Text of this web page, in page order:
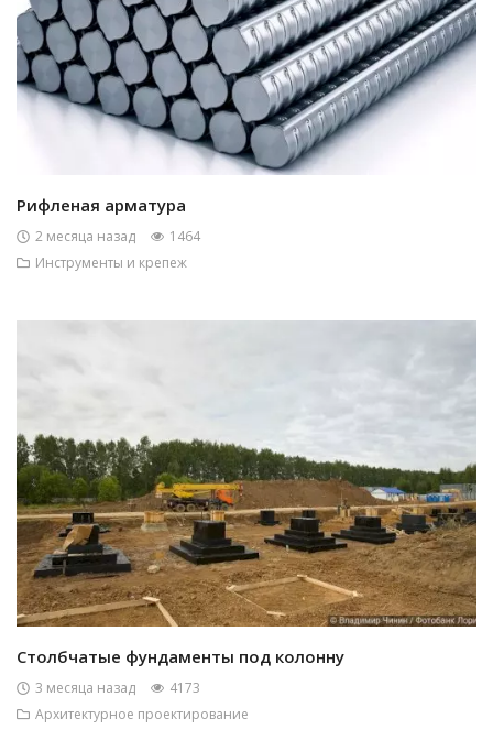
Рифленая арматура
2 месяца назад
1464
Инструменты и крепеж
Столбчатые фундаменты под колонну
3 месяца назад
4173
Архитектурное проектирование